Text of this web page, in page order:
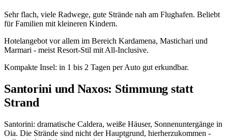
Sehr flach, viele Radwege, gute Strände nah am Flughafen. Beliebt
für Familien mit kleineren Kindern.
Hotelangebot vor allem im Bereich Kardamena, Mastichari und
Marmari - meist Resort-Stil mit All-Inclusive.
Kompakte Insel: in 1 bis 2 Tagen per Auto gut erkundbar.
Santorini und Naxos: Stimmung statt
Strand
Santorini: dramatische Caldera, weiße Häuser, Sonnenuntergänge in
Oia. Die Strände sind nicht der Hauptgrund, hierherzukommen -